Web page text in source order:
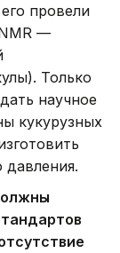
провели
—
Только
научное
кукурузных
давления.